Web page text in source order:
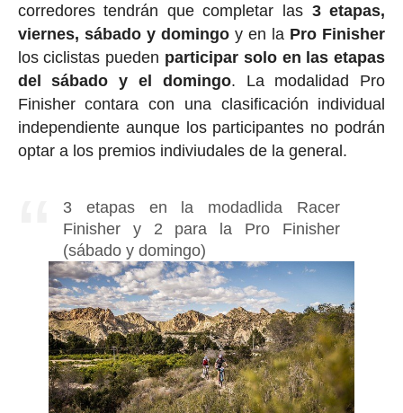
corredores tendrán que completar las 3 etapas,
viernes, sábado y domingoy en la Pro Finisher
los ciclistas pueden participar solo en las etapas
del sábado y el domingo. La modalidad Pro
Finisher contara con una clasificación individual
independiente aunque los participantes no podrán
optar a los premios indiviudales de la general.
3 etapas en la modadlida Racer
Finisher y 2 para la Pro Finisher
(sábado y domingo)